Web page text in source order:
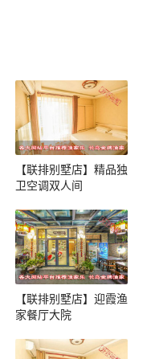
【联排别墅店】精品独
卫空调双人间
【联排别墅店】迎霞渔
家餐厅大院